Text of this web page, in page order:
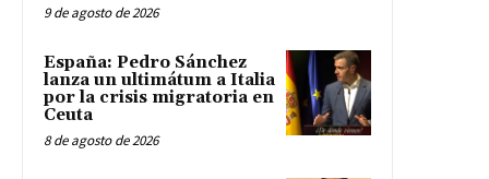
9 de agosto de 2026
España: Pedro Sánchez
lanza un ultimátum a Italia
por la crisis migratoria en
Ceuta
8 de agosto de 2026